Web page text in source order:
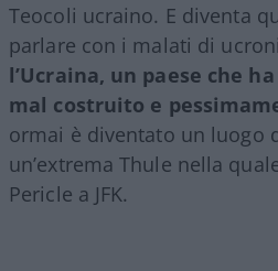
Teocoli ucraino. E diventa
parlare con i malati di
l’Ucraina, un paese che
mal costruito e
ormai è diventato un luogo
un’extrema Thule nella
Pericle a JFK.